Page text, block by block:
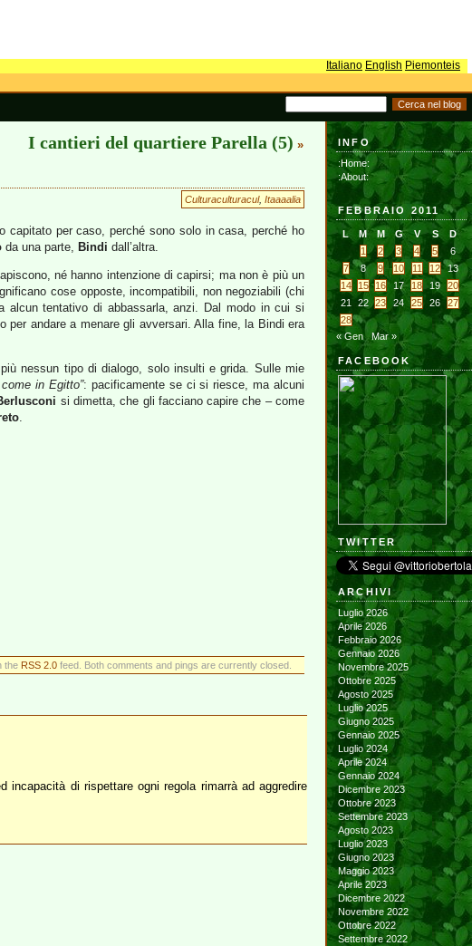
Italiano English Piemonteis
I cantieri del quartiere Parella (5) »
Culturaculturacul, Itaaaalia
per caso, perché sono solo in casa, perché ho
da una parte, Bindi dall’altra.
né hanno intenzione di capirsi; ma non è più un
cose opposte, incompatibili, non negoziabili (chi
alcun tentativo di abbassarla, anzi. Dal modo in cui si
andare a menare gli avversari. Alla fine, la Bindi era
nessun tipo di dialogo, solo insulti e grida. Sulle mie
come in Egitto”: pacificamente se ci si riesce, ma alcuni
si dimetta, che gli facciano capire che – come
.
the RSS 2.0feed. Both comments and pings are currently closed.
incapacità di rispettare ogni regola rimarrà ad aggredire
INFO
:Home:
:About:
FEBBRAIO 2011
L M M G V S
D
1
2 3 4 5
6
7
8 9 10 11 12
13
14
15 16 17 18 19
20
21
22 23 24 25 26
27
28
« Gen
Mar »
FACEBOOK
TWITTER
ARCHIVI
Luglio 2026
Aprile 2026
Febbraio 2026
Gennaio 2026
Novembre 2025
Ottobre 2025
Agosto 2025
Luglio 2025
Giugno 2025
Gennaio 2025
Luglio 2024
Aprile 2024
Gennaio 2024
Dicembre 2023
Ottobre 2023
Settembre 2023
Agosto 2023
Luglio 2023
Giugno 2023
Maggio 2023
Aprile 2023
Dicembre 2022
Novembre 2022
Ottobre 2022
Settembre 2022